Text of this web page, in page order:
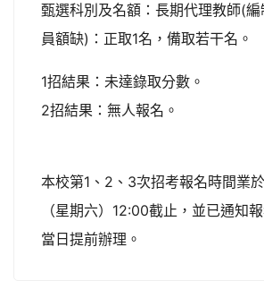
甄選科別及名額：長期代理教師(
員額缺)：正取1名，備取若干名。
1招結果：未達錄取分數。
2招結果：無人報名。
本校第1、2、3次招考報名時間業於
（星期六）12:00截止，並已通知
當日提前辦理。